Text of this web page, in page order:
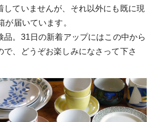
していませんが、それ以外にも既に現
が届いています。
品。31日の新着アップにはこの中から
で、どうぞお楽しみになさって下さ